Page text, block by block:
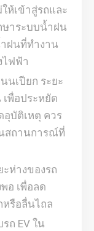
ห้เข้าสู่รถและ
ษาระบบน้ำฝน
ฝนที่ทำงาน
ไฟฟ้า
นเปียก ระยะ
พื่อประหยัด
อุบัติเหตุ ควร
นสถานการณ์ที่
ะห่างของรถ
อ เพื่อลด
หรือลื่นไถล
ถ EV ใน